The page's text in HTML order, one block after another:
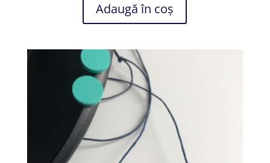
Adaugă în coș